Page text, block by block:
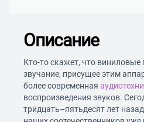
Описание
Кто-то скажет, что
звучание, присущее этим
более современная
воспроизведения звуков.
тридцать–пятьдесят лет